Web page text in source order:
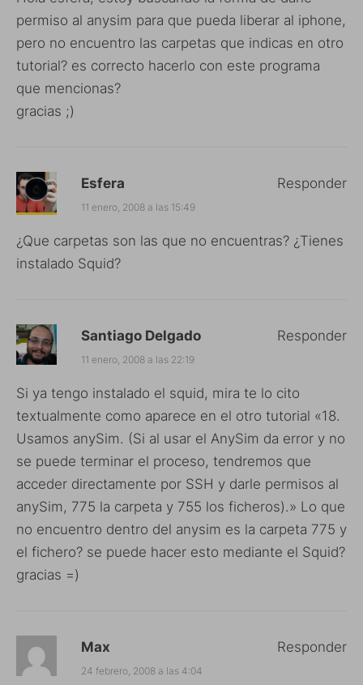
permiso al anysim para que pueda liberar al iphone,
pero no encuentro las carpetas que indicas en otro
tutorial? es correcto hacerlo con este programa
que mencionas?
gracias ;)
Esfera
11 enero, 2008 a las 15:49
¿Que carpetas son las que no encuentras? ¿Tienes
instalado Squid?
Responder
Santiago Delgado
11 enero, 2008 a las 22:19
Si ya tengo instalado el squid, mira te lo cito
textualmente como aparece en el otro tutorial «18.
Usamos anySim. (Si al usar el AnySim da error y no
se puede terminar el proceso, tendremos que
acceder directamente por SSH y darle permisos al
anySim, 775 la carpeta y 755 los ficheros).» Lo que
no encuentro dentro del anysim es la carpeta 775 y
el fichero? se puede hacer esto mediante el Squid?
gracias =)
Responder
Max
24 febrero, 2008 a las 4:04
Responder